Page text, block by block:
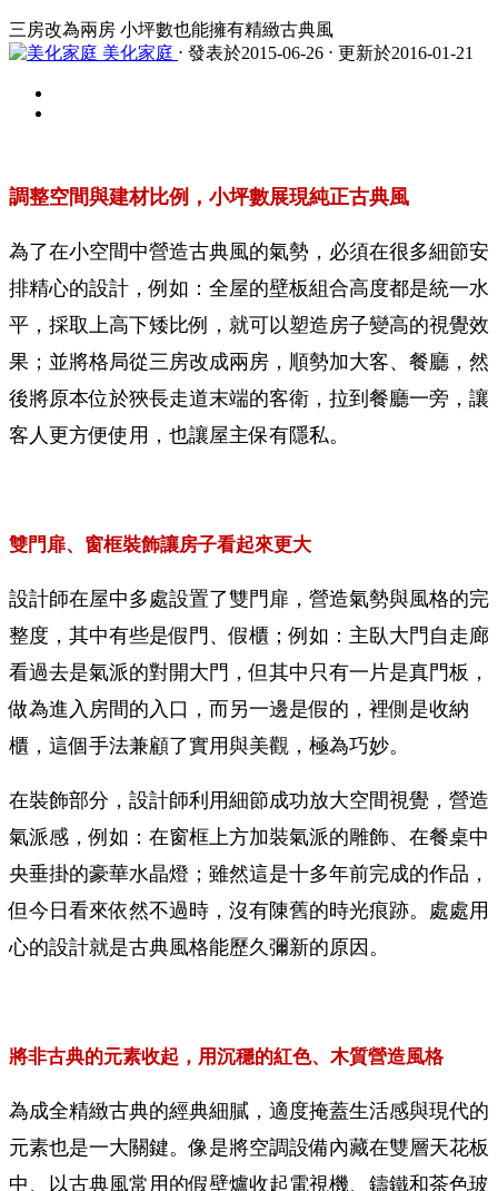
三房改為兩房 小坪數也能擁有精緻古典風
美化家庭 ⋅ 發表於2015-06-26 ⋅ 更新於2016-01-21
調整空間與建材比例，小坪數展現純正古典風
為了在小空間中營造古典風的氣勢，必須在很多細節安
排精心的設計，例如：全屋的壁板組合高度都是統一水
平，採取上高下矮比例，就可以塑造房子變高的視覺效
果；並將格局從三房改成兩房，順勢加大客、餐廳，然
後將原本位於狹長走道末端的客衛，拉到餐廳一旁，讓
客人更方便使用，也讓屋主保有隱私。
雙門扉、窗框裝飾讓房子看起來更大
設計師在屋中多處設置了雙門扉，營造氣勢與風格的完
整度，其中有些是假門、假櫃；例如：主臥大門自走廊
看過去是氣派的對開大門，但其中只有一片是真門板，
做為進入房間的入口，而另一邊是假的，裡側是收納
櫃，這個手法兼顧了實用與美觀，極為巧妙。
在裝飾部分，設計師利用細節成功放大空間視覺，營造
氣派感，例如：在窗框上方加裝氣派的雕飾、在餐桌中
央垂掛的豪華水晶燈；雖然這是十多年前完成的作品，
但今日看來依然不過時，沒有陳舊的時光痕跡。處處用
心的設計就是古典風格能歷久彌新的原因。
將非古典的元素收起，用沉穩的紅色、木質營造風格
為成全精緻古典的經典細膩，適度掩蓋生活感與現代的
元素也是一大關鍵。像是將空調設備內藏在雙層天花板
中、以古典風常用的假壁爐收起電視機、鑄鐵和茶色玻